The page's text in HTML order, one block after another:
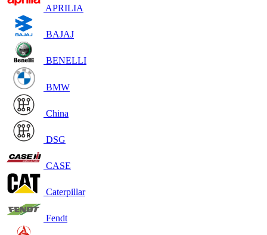
APRILIA
BAJAJ
BENELLI
BMW
China
DSG
CASE
Caterpillar
Fendt